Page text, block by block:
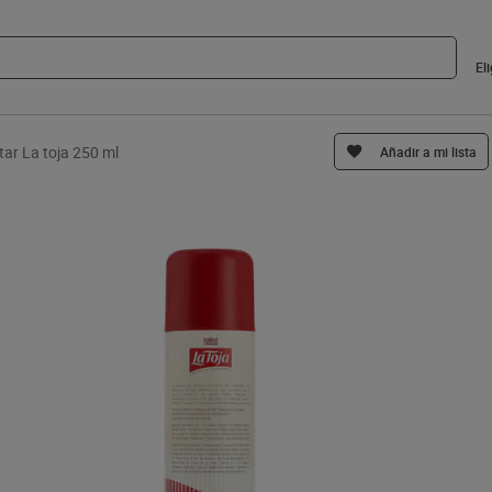
La toja 250 ml Añadir a mi lista